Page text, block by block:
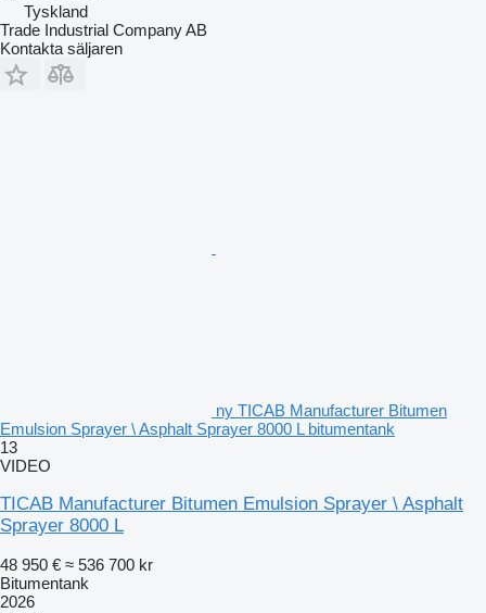
Tyskland
Trade Industrial Company AB
Kontakta säljaren
ny TICAB Manufacturer Bitumen
Emulsion Sprayer \ Asphalt Sprayer 8000 L bitumentank
13
VIDEO
TICAB Manufacturer Bitumen Emulsion Sprayer \ Asphalt
Sprayer 8000 L
48 950 € ≈ 536 700 kr
Bitumentank
2026